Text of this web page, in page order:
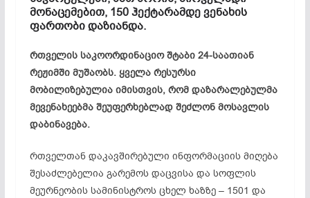
მონაცემებით, 150 ჰექტარამდე ვენახის
ფართობი დაზიანდა.
რთველის საკოორდინაციო შტაბი 24-საათიან
რეჟიმში მუშაობს. ყველა რესურსი
მობილიზებულია იმისთვის, რომ დაზარალებულმა
მევენახეებმა შეუფერხებლად შეძლონ მოსავლის
დაბინავება.
რთველთან დაკავშირებული ინფორმაციის მიღება
შესაძლებელია გარემოს დაცვისა და სოფლის
მეურნეობის სამინისტროს ცხელ ხაზზე – 1501 და